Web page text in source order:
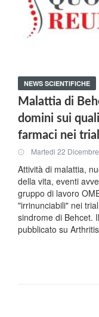
NEWS SCIENTIFICHE
Malattia di
domini sui
farmaci nei
Martedi 22
Attività di malattia,
della vita, eventi
gruppo di lavoro
"irrinunciabili" nei
sindrome di Behcet.
pubblicato su